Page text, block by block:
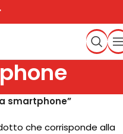
smartphone”
che corrisponde alla